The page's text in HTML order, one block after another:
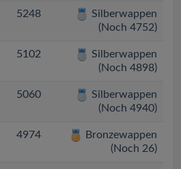
5248
Silberwappen
(Noch 4752)
5102
Silberwappen
(Noch 4898)
5060
Silberwappen
(Noch 4940)
4974
Bronzewappen
(Noch 26)